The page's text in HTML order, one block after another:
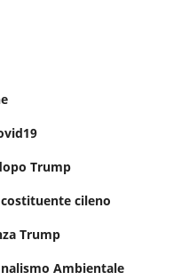
Trump
cileno
Trump
Ambientale